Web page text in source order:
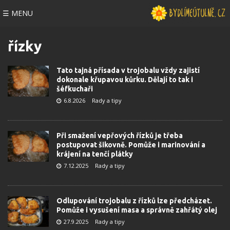
☰ MENU
řízky
Tato tajná přísada v trojobalu vždy zajistí
dokonale křupavou kůrku. Dělají to tak i
šéfkuchaři
6.8.2026 Rady a tipy
Při smažení vepřových řízků je třeba
postupovat šikovně. Pomůže i marinování a
krájení na tenčí plátky
7.12.2025 Rady a tipy
Odlupování trojobalu z řízků lze předcházet.
Pomůže i vysušení masa a správně zahřátý olej
27.9.2025 Rady a tipy